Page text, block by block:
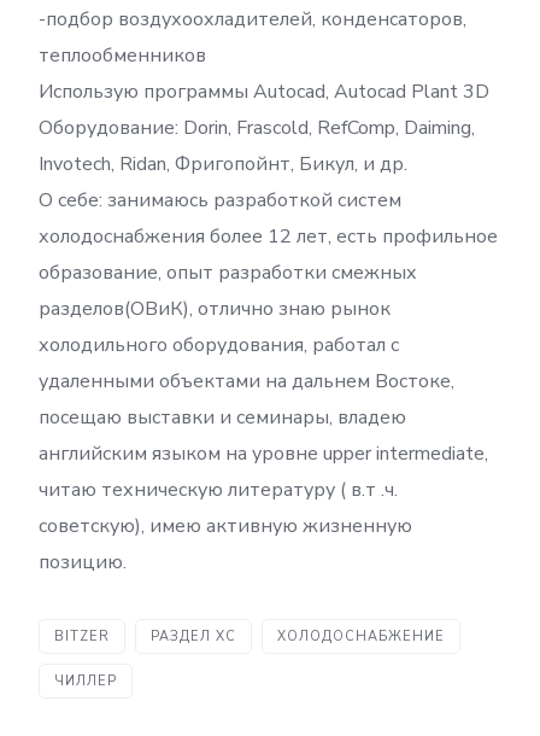
-подбор воздухоохладителей, конденсаторов,
теплообменников
Использую программы Autocad, Autocad Plant 3D
Оборудование: Dorin, Frascold, RefComp, Daiming,
Invotech, Ridan, Фригопойнт, Бикул, и др.
О себе: занимаюсь разработкой систем
холодоснабжения более 12 лет, есть профильное
образование, опыт разработки смежных
разделов(ОВиК), отлично знаю рынок
холодильного оборудования, работал с
удаленными объектами на дальнем Востоке,
посещаю выставки и семинары, владею
английским языком на уровне upper intermediate,
читаю техническую литературу ( в.т .ч.
советскую), имею активную жизненную
позицию.
BITZER РАЗДЕЛ ХС ХОЛОДОСНАБЖЕНИЕ
ЧИЛЛЕР